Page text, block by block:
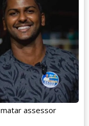
assessor